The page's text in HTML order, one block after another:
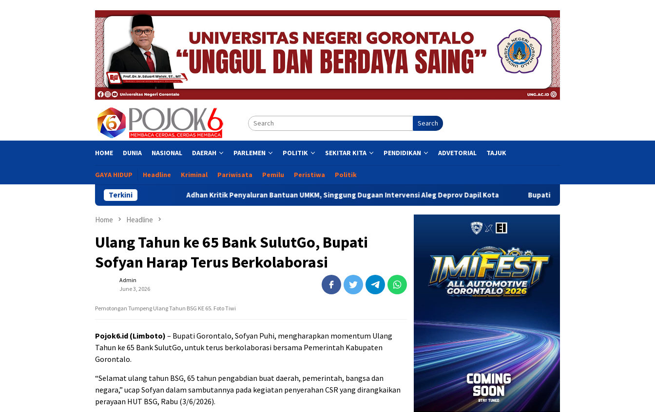
Search
HOME DUNIA NASIONAL DAERAH PARLEMEN POLITIK SEKITAR KITA PENDIDIKAN ADVETORIAL TAJUK
GAYA HIDUP Headline Kriminal Pariwisata Pemilu Peristiwa Politik
TerkiniAdhan Kritik Penyaluran Bantuan UMKM, Singgung Dugaan Intervensi Aleg Deprov Dapil Kota Bupati Sofyan Teken MoU Isbat dan Pendaftaran
Home Headline
Ulang Tahun ke 65 Bank SulutGo, Bupati
Sofyan Harap Terus Berkolaborasi
Admin
June 3, 2026
Pemotongan Tumpeng Ulang Tahun BSG KE 65. Foto Tiwi
Pojok6.id (Limboto) – Bupati Gorontalo, Sofyan Puhi, mengharapkan momentum Ulang
Tahun ke 65 Bank SulutGo, untuk terus berkolaborasi bersama Pemerintah Kabupaten
Gorontalo.
“Selamat ulang tahun BSG, 65 tahun pengabdian buat daerah, pemerintah, bangsa dan
negara,” ucap Sofyan dalam sambutannya pada kegiatan penyerahan CSR yang dirangkaikan
perayaan HUT BSG, Rabu (3/6/2026).